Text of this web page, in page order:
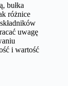
bułka
różnice
uwagę
i wartość